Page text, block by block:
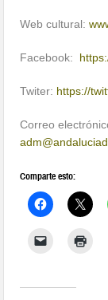
Web cultural:
Facebook:
Twiter: https://
Correo
Comparte esto: